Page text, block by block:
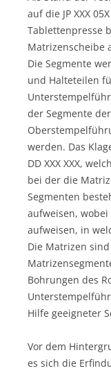
auf die JP XXX
Tablettenpresse
Matrizenscheibe
Die Segmente
und Halteteilen
der Segmente
werden. Das
DD XXX XXX,
bei der die
Segmenten
aufweisen,
aufweisen, in
Die Matrizen
Bohrungen des
Hilfe geeigneter
Vor dem
es sich die